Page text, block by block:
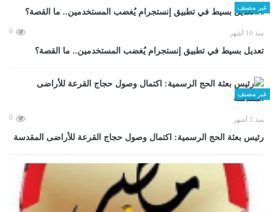
غير مصنف
منذ 10 أشهر 0
تعديل بسيط في تطبيق إنستجرام يُغضب المستخدمين.. ما القصة؟
غير مصنف
منذ 3 أشهر 0
رئيس بعثة الحج الرسمية: اكتمال وصول حجاج القرعة للأراضى المقدسة